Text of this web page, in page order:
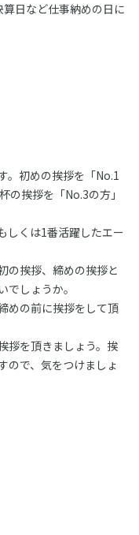
日など仕事納めの日に
。初めの挨拶を「No.1
の挨拶を「No.3の方」
しくは1番活躍したエー
の挨拶、締めの挨拶と
しょうか。
めの前に挨拶をして頂
拶を頂きましょう。挨
ので、気をつけましょ